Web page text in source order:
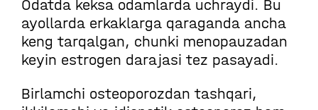
Odatda keksa odamlarda uchraydi. Bu
ayollarda erkaklarga qaraganda ancha
keng tarqalgan, chunki menopauzadan
keyin estrogen darajasi tez pasayadi.
Birlamchi osteoporozdan tashqari,